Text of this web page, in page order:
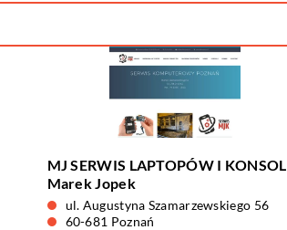
MJ SERWIS LAPTOPÓW I KONSOL
Marek Jopek
ul. Augustyna Szamarzewskiego 56
60-681 Poznań